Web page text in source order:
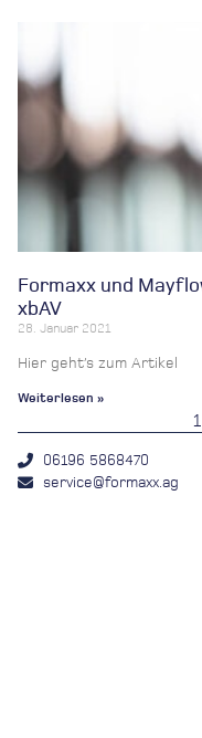
Formaxx und
xbAV
28. Januar 2021
Hier geht’s zum Artikel
Weiterlesen »
1
06196 5868470
service@formaxx.ag